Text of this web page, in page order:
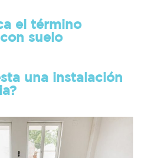
el término
suelo
una instalación